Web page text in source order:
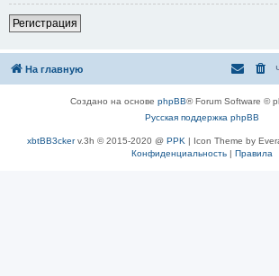
Регистрация
На главную
Создано на основе phpBB® Forum Software ©
Русская поддержка phpBB
xbtBB3ckerv.3h © 2015-2020 @ PPK | Icon Theme by
Конфиденциальность| Правила